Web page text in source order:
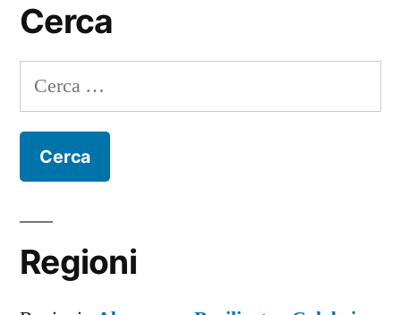
Cerca
Ricerca
per:
Regioni